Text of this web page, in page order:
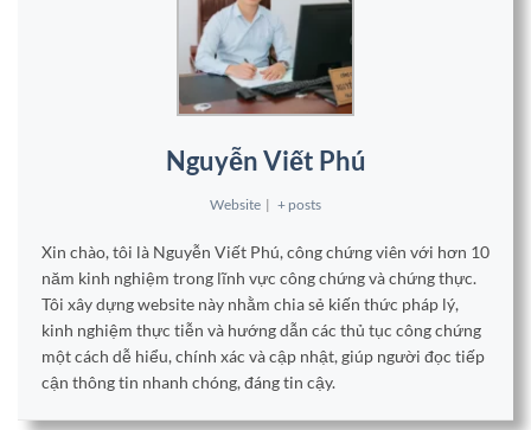
Nguyễn Viết Phú
Website | + posts
Xin chào, tôi là Nguyễn Viết Phú, công chứng viên với hơn 10
năm kinh nghiệm trong lĩnh vực công chứng và chứng thực.
Tôi xây dựng website này nhằm chia sẻ kiến thức pháp lý,
kinh nghiệm thực tiễn và hướng dẫn các thủ tục công chứng
một cách dễ hiểu, chính xác và cập nhật, giúp người đọc tiếp
cận thông tin nhanh chóng, đáng tin cậy.